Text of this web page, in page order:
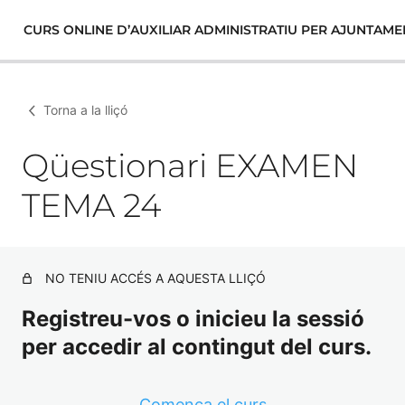
CURS ONLINE D’AUXILIAR ADMINISTRATIU PER
Torna a la lliçó
Qüestionari EXAMEN
TEMA 24
NO TENIU ACCÉS A AQUESTA LLIÇÓ
Registreu-vos o inicieu la sessió
per accedir al contingut del curs.